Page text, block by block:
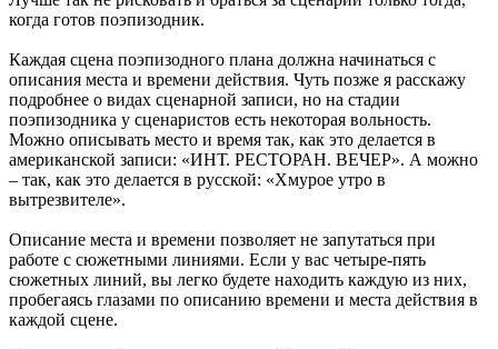
когда готов поэпизодник.
Каждая сцена поэпизодного плана должна начинаться с
описания места и времени действия. Чуть позже я расскажу
подробнее о видах сценарной записи, но на стадии
поэпизодника у сценаристов есть некоторая вольность.
Можно описывать место и время так, как это делается в
американской записи: «ИНТ. РЕСТОРАН. ВЕЧЕР». А можно
– так, как это делается в русской: «Хмурое утро в
вытрезвителе».
Описание места и времени позволяет не запутаться при
работе с сюжетными линиями. Если у вас четыре-пять
сюжетных линий, вы легко будете находить каждую из них,
пробегаясь глазами по описанию времени и места действия в
каждой сцене.